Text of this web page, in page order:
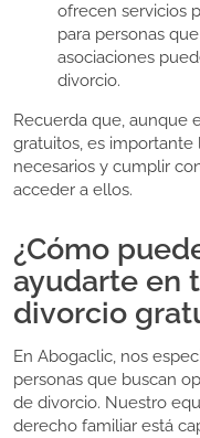
ofrecen servicios
para personas
asociaciones
divorcio.
Recuerda que, aunque
gratuitos, es
necesarios y cumplir
acceder a ellos.
¿Cómo
ayudarte en
divorcio
En Abogaclic, nos
personas que buscan
de divorcio. Nuestro
derecho familiar está